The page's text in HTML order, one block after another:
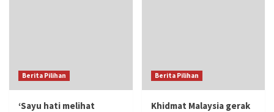
Berita Pilihan
‘Sayu hati melihat
Berita Pilihan
Khidmat Malaysia gerak